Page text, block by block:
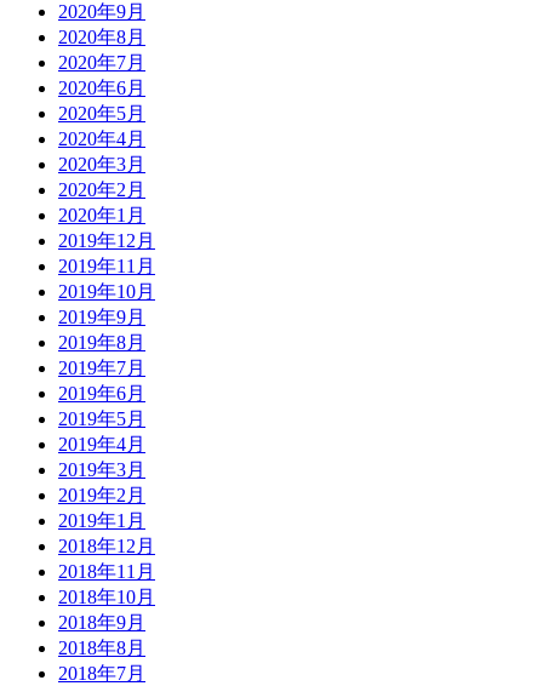
2020年9月
2020年8月
2020年7月
2020年6月
2020年5月
2020年4月
2020年3月
2020年2月
2020年1月
2019年12月
2019年11月
2019年10月
2019年9月
2019年8月
2019年7月
2019年6月
2019年5月
2019年4月
2019年3月
2019年2月
2019年1月
2018年12月
2018年11月
2018年10月
2018年9月
2018年8月
2018年7月